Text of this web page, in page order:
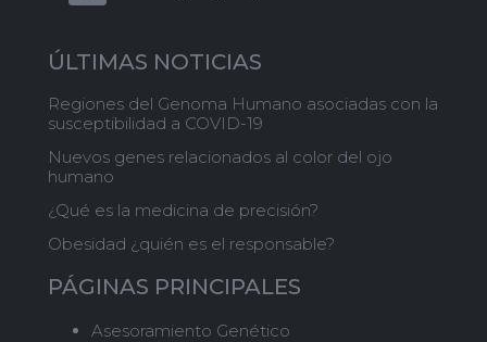
ÚLTIMAS NOTICIAS
Regiones del Genoma Humano asociadas con la
susceptibilidad a COVID-19
Nuevos genes relacionados al color del ojo
humano
¿Qué es la medicina de precisión?
Obesidad ¿quién es el responsable?
PÁGINAS PRINCIPALES
Asesoramiento Genético